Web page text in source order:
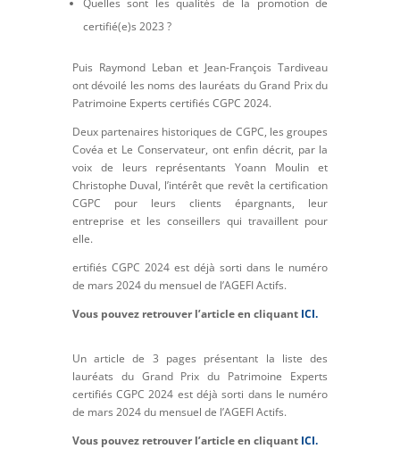
certifié(e)s 2023 ?
Puis Raymond Leban et Jean-François Tardiveau
ont dévoilé les noms des lauréats du Grand Prix du
Patrimoine Experts certifiés CGPC 2024.
Deux partenaires historiques de CGPC, les groupes
Covéa et Le Conservateur, ont enfin décrit, par la
voix de leurs représentants Yoann Moulin et
Christophe Duval, l’intérêt que revêt la certification
CGPC pour leurs clients épargnants, leur
entreprise et les conseillers qui travaillent pour
elle.
ertifiés CGPC 2024 est déjà sorti dans le numéro
de mars 2024 du mensuel de l’AGEFI Actifs.
Vous pouvez retrouver l’article en cliquant ICI.
Un article de 3 pages présentant la liste des
lauréats du Grand Prix du Patrimoine Experts
certifiés CGPC 2024 est déjà sorti dans le numéro
de mars 2024 du mensuel de l’AGEFI Actifs.
Vous pouvez retrouver l’article en cliquant ICI.